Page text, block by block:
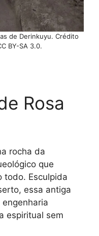
de Derinkuyu. Crédito
BY-SA 3.0.
Rosa
rocha da
que
todo. Esculpida
essa antiga
espiritual sem